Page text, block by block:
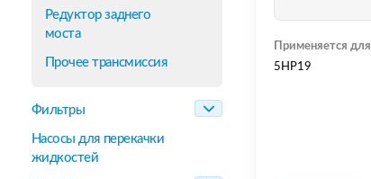
Редуктор заднего
моста
Прочее трансмиссия
Фильтры
Насосы для перекачки
жидкостей
Применяется для
5HP19